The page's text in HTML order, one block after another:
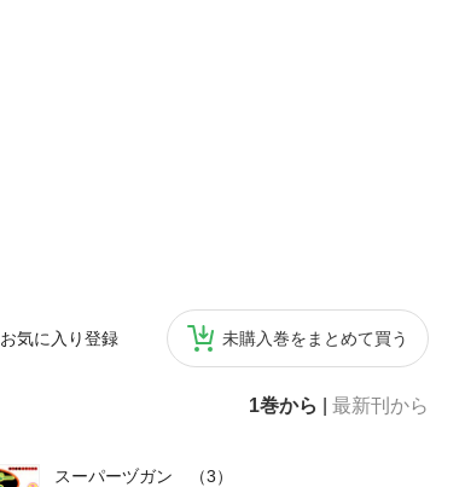
お気に入り登録 未購入巻をまとめて買う
1巻から 最新刊から
スーパーヅガン （3）